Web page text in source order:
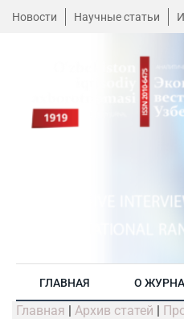
Новости Научные статьи
ГЛАВНАЯ О
Главная | Архив статей |